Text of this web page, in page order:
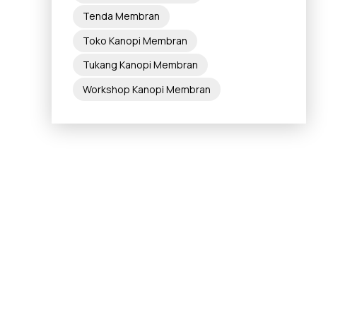
Tenda Membran
Toko Kanopi Membran
Tukang Kanopi Membran
Workshop Kanopi Membran